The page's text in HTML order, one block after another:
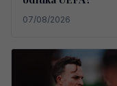
07/08/2026